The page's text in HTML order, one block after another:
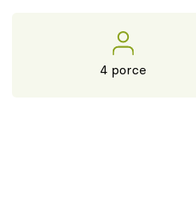
4 porce